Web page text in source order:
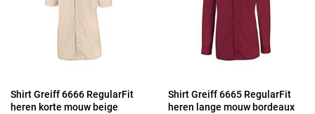
Shirt Greiff 6666 RegularFit
heren korte mouw beige
Shirt Greiff 6665 RegularFit
heren lange mouw bordeaux